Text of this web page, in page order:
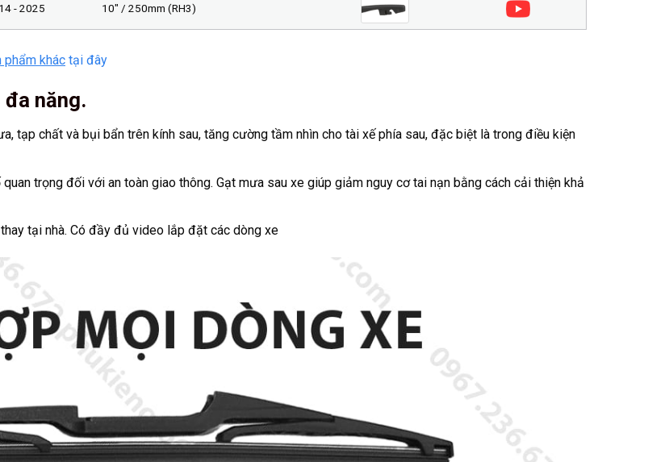
- 2025 10" / 250mm (RH3)
phẩm khác tại đây
năng.
tạp chất và bụi bẩn trên kính sau, tăng cường tầm nhìn cho tài xế phía sau, đặc biệt là trong điều kiện
trọng đối với an toàn giao thông. Gạt mưa sau xe giúp giảm nguy cơ tai nạn bằng cách cải thiện khả
tại nhà. Có đầy đủ video lắp đặt các dòng xe